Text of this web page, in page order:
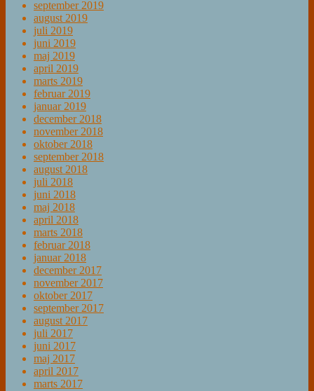
september 2019
august 2019
juli 2019
juni 2019
maj 2019
april 2019
marts 2019
februar 2019
januar 2019
december 2018
november 2018
oktober 2018
september 2018
august 2018
juli 2018
juni 2018
maj 2018
april 2018
marts 2018
februar 2018
januar 2018
december 2017
november 2017
oktober 2017
september 2017
august 2017
juli 2017
juni 2017
maj 2017
april 2017
marts 2017